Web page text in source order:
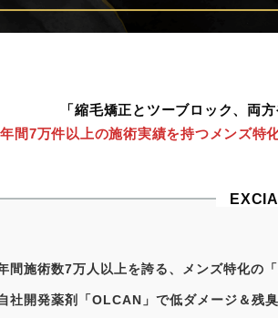
「縮毛矯正とツーブロック、両
年間7万件以上の施術実績を持つメンズ特
間施術数7万人以上を誇る、メンズ特化の「
社開発薬剤「OLCAN」で低ダメージ＆残